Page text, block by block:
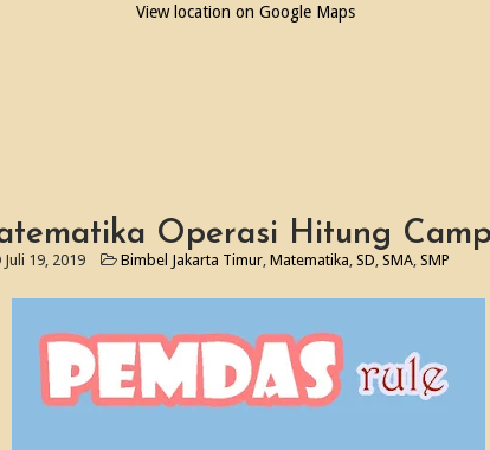
View location on Google Maps
Operasi Hitung
Juli 19, 2019 Bimbel Jakarta Timur, Matematika, SD, SMA, SMP